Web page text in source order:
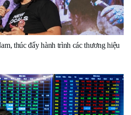
thúc đẩy hành trình các thương hiệu